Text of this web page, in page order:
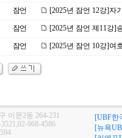
잠언 [2025년 잠언 12강]자
잠언 [2025년 잠언 제11강]
잠언 [2025년 잠언 10강]여
이문2동 264-231
968-4586
[UBF한
[뉴욕